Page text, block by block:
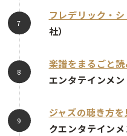
フレデリック・
社）
楽譜をまるごと
エンタテインメン
ジャズの聴き方
クエンタテインメ